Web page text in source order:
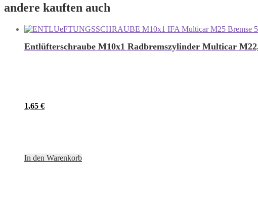
andere kauften auch
Entlüfterschraube M10x1 Radbremszylinder Multicar
1,65 €
In den Warenkorb